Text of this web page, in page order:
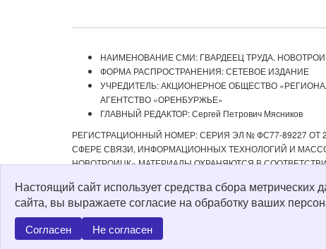
НАИМЕНОВАНИЕ СМИ: ГВАРДЕЕЦ ТРУДА.
ФОРМА РАСПРОСТРАНЕНИЯ: СЕТЕВОЕ ИЗДАНИЕ
УЧРЕДИТЕЛЬ: АКЦИОНЕРНОЕ ОБЩЕСТВО
АГЕНТСТВО «ОРЕНБУРЖЬЕ»
ГЛАВНЫЙ РЕДАКТОР: Сергей Петрович Мясников
РЕГИСТРАЦИОННЫЙ НОМЕР: СЕРИЯ ЭЛ № ФС77-89227 ОТ
СФЕРЕ СВЯЗИ, ИНФОРМАЦИОННЫХ ТЕХНОЛОГИЙ И
НОВОТРОИЦК» МАТЕРИАЛЫ ОХРАНЯЮТСЯ В
ИЗДАНИИ «ГВАРДЕЕЦ ТРУДА. НОВОТРОИЦК», А ТАКЖЕ
Политика о персональных данных
Настоящий сайт использует средства сбора
сайта, вы выражаете согласие на обработку ваших
Согласен Не согласен